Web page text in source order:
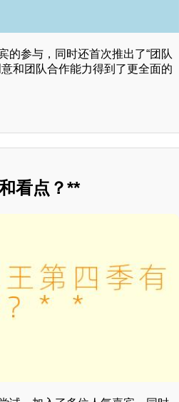
的参与，同时还首次推出了“团队
和团队合作能力得到了更全面的
看点？**